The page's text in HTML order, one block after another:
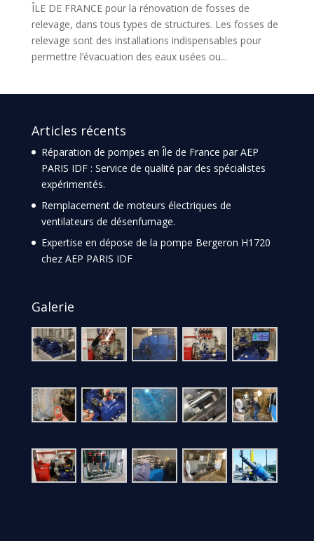
ÎLE DE FRANCE pour la rénovation de fosses de
relevage, dans tous types de structures. Les fosses de
relevage sont des installations indispensables pour
permettre l’évacuation des eaux usées ou...
Articles récents
Réparation de pompes en Île de France par AEP
PARIS IDF : Service de qualité par des spécialistes
expérimentés.
Remplacement de moteurs électriques de
ventilateurs de désenfumage.
Expertise en dépose de la pompe Bergeron H1720
chez AEP PARIS IDF
Galerie